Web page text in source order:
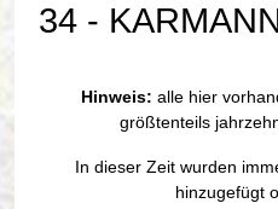
34 -
Hinweis: alle hier
größtenteils
In dieser Zeit wurden
hinzugefügt